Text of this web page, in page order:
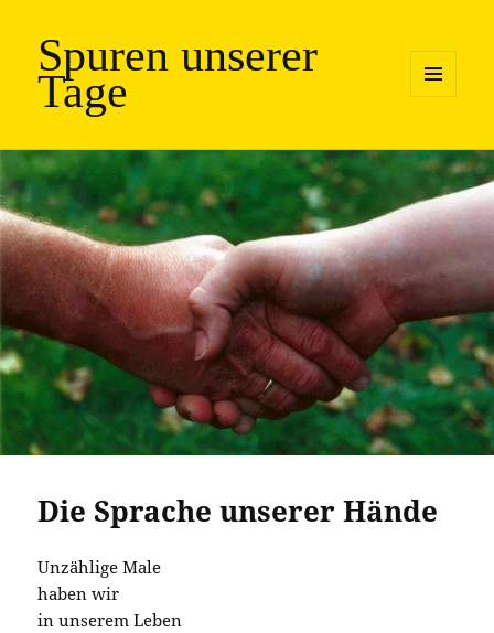
Spuren unserer
Tage
Die Sprache unserer Hände
Unzählige Male
haben wir
in unserem Leben